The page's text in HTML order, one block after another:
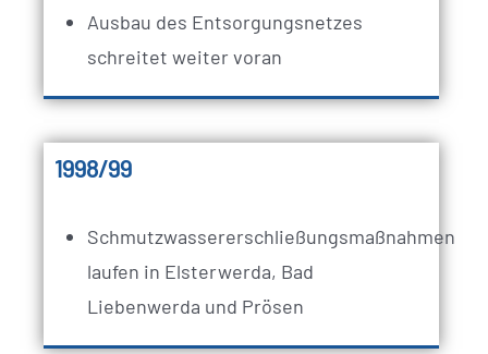
Ausbau des Entsorgungsnetzes
schreitet weiter voran
1998/99
Schmutzwassererschließungsmaßnahmen
laufen in Elsterwerda, Bad
Liebenwerda und Prösen